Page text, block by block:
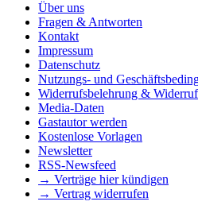
Über uns
Fragen & Antworten
Kontakt
Impressum
Datenschutz
Nutzungs- und
Widerrufsbelehrung &
Media-Daten
Gastautor werden
Kostenlose Vorlagen
Newsletter
RSS-Newsfeed
→ Verträge hier kündigen
→ Vertrag widerrufen